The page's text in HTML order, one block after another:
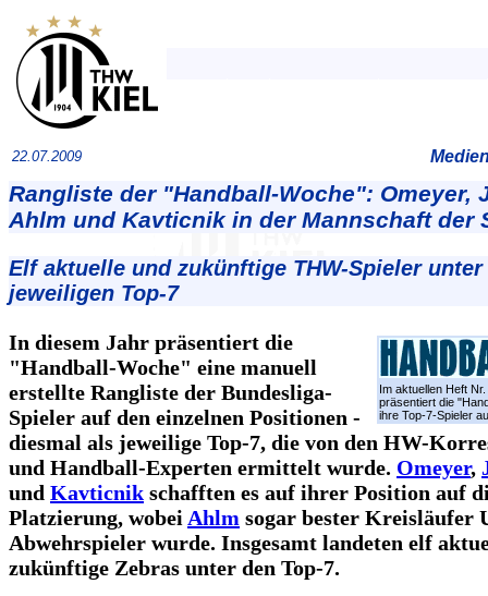
22.07.2009
Rangliste der "Handball-Woche": Omeyer,
Ahlm und Kavticnik in der Mannschaft der
Elf aktuelle und zukünftige THW-Spieler unter
jeweiligen Top-7
Im aktuellen Heft
präsentiert die
ihre Top-7-Spieler
In diesem Jahr präsentiert die
"Handball-Woche" eine manuell
erstellte Rangliste der Bundesliga-
Spieler auf den einzelnen Positionen -
diesmal als jeweilige Top-7, die von den HW-
und Handball-Experten ermittelt wurde. Omeyer,
und Kavticnik schafften es auf ihrer Position auf
Platzierung, wobei Ahlm sogar bester Kreisläufer
Abwehrspieler wurde. Insgesamt landeten elf
zukünftige Zebras unter den Top-7.